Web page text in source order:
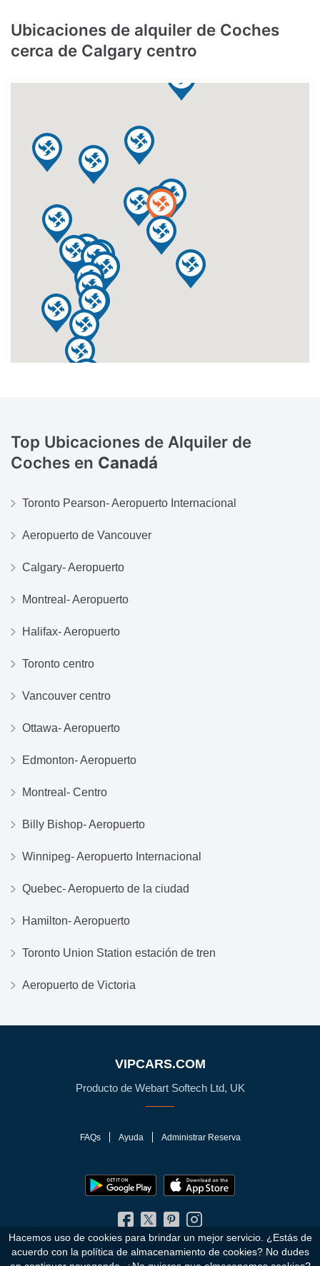
Ubicaciones de alquiler de Coches
cerca de Calgary centro
Top Ubicaciones de Alquiler de
Coches en Canadá
Toronto Pearson- Aeropuerto Internacional
Aeropuerto de Vancouver
Calgary- Aeropuerto
Montreal- Aeropuerto
Halifax- Aeropuerto
Toronto centro
Vancouver centro
Ottawa- Aeropuerto
Edmonton- Aeropuerto
Montreal- Centro
Billy Bishop- Aeropuerto
Winnipeg- Aeropuerto Internacional
Quebec- Aeropuerto de la ciudad
Hamilton- Aeropuerto
Toronto Union Station estación de tren
Aeropuerto de Victoria
VIPCARS.COM
Producto de Webart Softech Ltd, UK
FAQs Ayuda Administrar Reserva
© 2010 - 2026 VIPCars.com. Todos los Derechos Reservados.
Hacemos uso de cookies para brindar un mejor servicio. ¿Estás de
acuerdo con la política de almacenamiento de cookies? No dudes